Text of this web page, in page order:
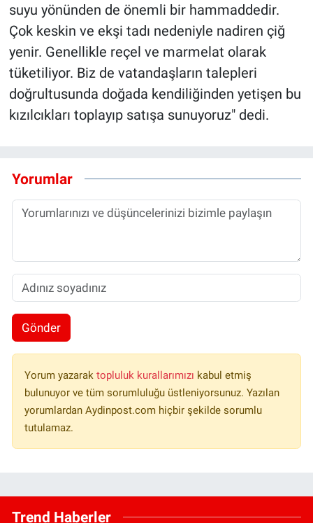
suyu yönünden de önemli bir hammaddedir.
Çok keskin ve ekşi tadı nedeniyle nadiren çiğ
yenir. Genellikle reçel ve marmelat olarak
tüketiliyor. Biz de vatandaşların talepleri
doğrultusunda doğada kendiliğinden yetişen bu
kızılcıkları toplayıp satışa sunuyoruz" dedi.
Yorumlar
Gönder
Yorum yazarak topluluk kurallarımızı kabul etmiş
bulunuyor ve tüm sorumluluğu üstleniyorsunuz. Yazılan
yorumlardan Aydinpost.com hiçbir şekilde sorumlu
tutulamaz.
Trend Haberler